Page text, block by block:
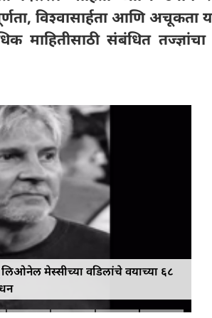
विश्वासार्हता आणि अचूकता
माहितीसाठी संबंधित
मेस्सीच्या वडिलांचे वयाच्या ६८